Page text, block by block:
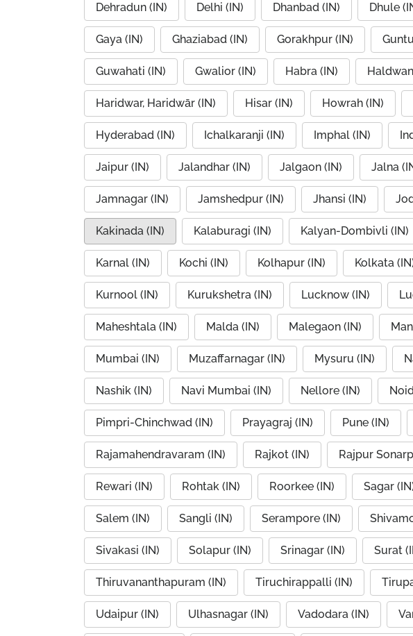
Dehradun (IN) Delhi (IN) Dhanbad (IN) Dhule
Gaya (IN) Ghaziabad (IN) Gorakhpur (IN)
Guwahati (IN) Gwalior (IN) Habra (IN)
Haridwar, Haridwār (IN) Hisar (IN) Howrah (IN)
Hyderabad (IN) Ichalkaranji (IN) Imphal (IN)
Jaipur (IN) Jalandhar (IN) Jalgaon (IN) Jalna
Jamnagar (IN) Jamshedpur (IN) Jhansi (IN)
Kakinada (IN) Kalaburagi (IN) Kalyan-Dombivli (IN)
Karnal (IN) Kochi (IN) Kolhapur (IN) Kolkata
Kurnool (IN) Kurukshetra (IN) Lucknow (IN)
Maheshtala (IN) Malda (IN) Malegaon (IN)
Mumbai (IN) Muzaffarnagar (IN) Mysuru (IN)
Nashik (IN) Navi Mumbai (IN) Nellore (IN)
Pimpri-Chinchwad (IN) Prayagraj (IN) Pune (IN)
Rajamahendravaram (IN) Rajkot (IN) Rajpur
Rewari (IN) Rohtak (IN) Roorkee (IN) Sagar
Salem (IN) Sangli (IN) Serampore (IN)
Sivakasi (IN) Solapur (IN) Srinagar (IN) Surat
Thiruvananthapuram (IN) Tiruchirappalli (IN)
Udaipur (IN) Ulhasnagar (IN) Vadodara (IN)